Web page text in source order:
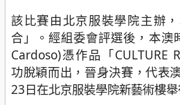
該比賽由北京服裝學院主辦
合」。經組委會評選後，本澳
Cardoso)憑作品「CULTURE
功脫穎而出，晉身決賽，代表
23日在北京服裝學院新藝術樓舉